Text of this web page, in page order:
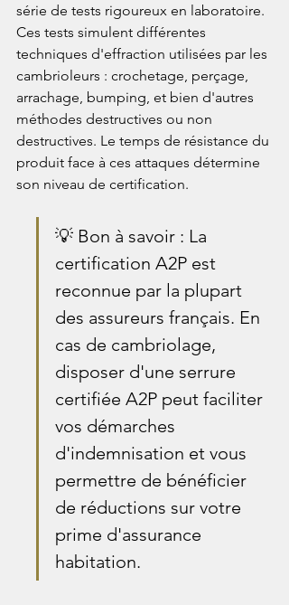
série de tests rigoureux en laboratoire.
Ces tests simulent différentes
techniques d'effraction utilisées par les
cambrioleurs : crochetage, perçage,
arrachage, bumping, et bien d'autres
méthodes destructives ou non
destructives. Le temps de résistance du
produit face à ces attaques détermine
son niveau de certification.
💡 Bon à savoir : La
certification A2P est
reconnue par la plupart
des assureurs français. En
cas de cambriolage,
disposer d'une serrure
certifiée A2P peut faciliter
vos démarches
d'indemnisation et vous
permettre de bénéficier
de réductions sur votre
prime d'assurance
habitation.